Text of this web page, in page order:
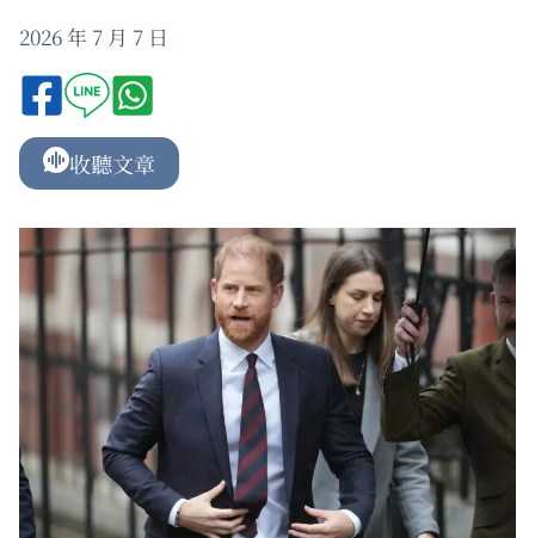
2026 年 7 月 7 日
收聽文章